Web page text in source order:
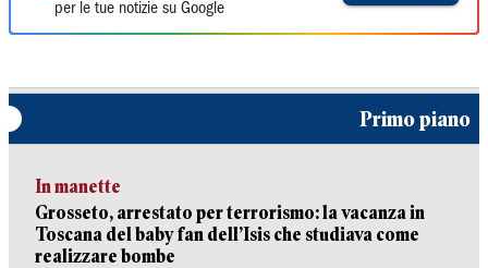
per le tue notizie su Google
Primo piano
In manette
Grosseto, arrestato per terrorismo: la vacanza in
Toscana del baby fan dell’Isis che studiava come
realizzare bombe